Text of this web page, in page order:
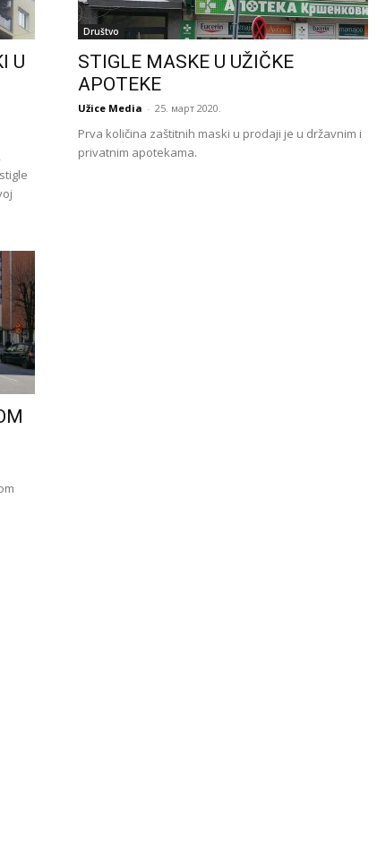
U
Društvo
STIGLE MASKE U UŽIČKE
APOTEKE
Užice Media - 25. март 2020.
Prva količina zaštitnih maski u prodaji je u državnim i
privatnim apotekama.